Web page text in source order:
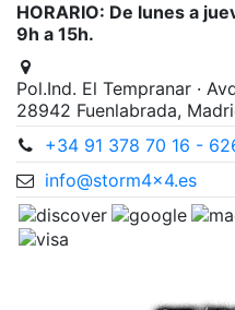
HORARIO: De lunes a
9h a 15h.
Pol.Ind. El Tempranar ·
28942 Fuenlabrada,
+34 91 378 70 16 -
info@storm4x4.es